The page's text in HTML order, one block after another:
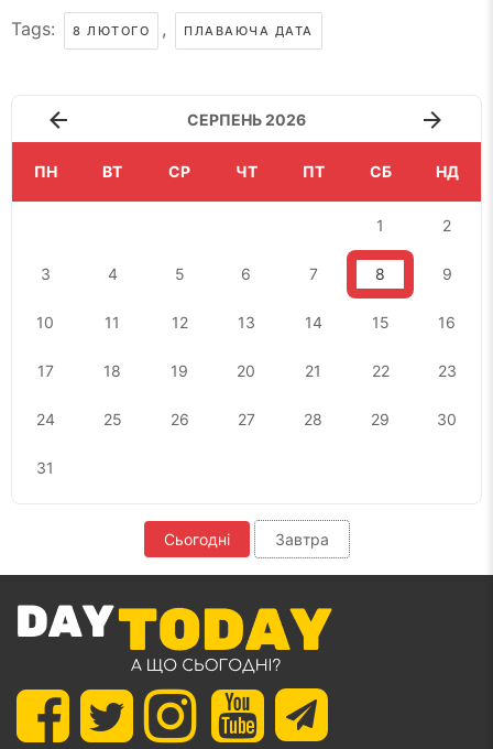
Tags: 8 ЛЮТОГО , ПЛАВАЮЧА ДАТА
СЕРПЕНЬ 2026
ПН ВТ СР ЧТ ПТ СБ НД
1 2
3 4 5 6 7 8 9
10 11 12 13 14 15 16
17 18 19 20 21 22 23
24 25 26 27 28 29 30
31
Сьогодні Завтра